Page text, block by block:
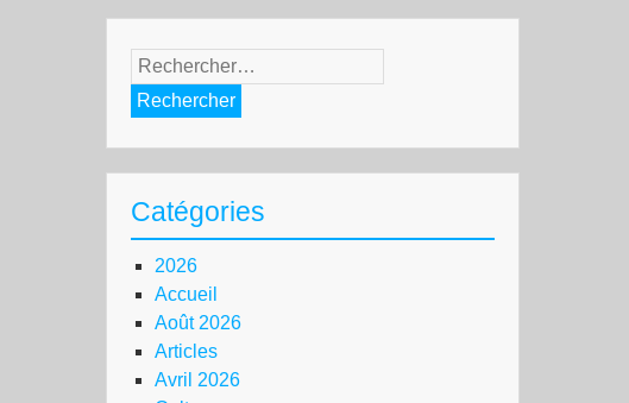
Rechercher :
Catégories
2026
Accueil
Août 2026
Articles
Avril 2026